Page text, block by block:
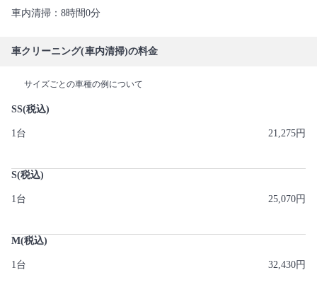
車内清掃：8時間0分
車クリーニング(車内清掃)の料金
サイズごとの車種の例について
SS(税込)
1台 21,275円
S(税込)
1台 25,070円
M(税込)
1台 32,430円